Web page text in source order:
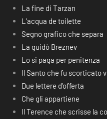
La fine di Tarzan
L’acqua de toilette
Segno grafico che separa
La guidò Breznev
Lo si paga per penitenza
Il Santo che fu scorticato
Due lettere d’offerta
Che gli appartiene
Il Terence che scrisse la